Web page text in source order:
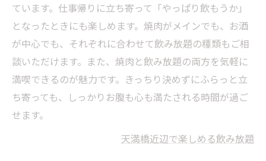
ています。仕事帰りに立ち寄って「やっぱり飲もうか」
となったときにも楽しめます。焼肉がメインでも、お酒
が中心でも、それぞれに合わせて飲み放題の種類もご相
談いただけます。また、焼肉と飲み放題の両方を気軽に
満喫できるのが魅力です。きっちり決めずにふらっと立
ち寄っても、しっかりお腹も心も満たされる時間が過ご
せます。
天満橋近辺で楽しめる飲み放題